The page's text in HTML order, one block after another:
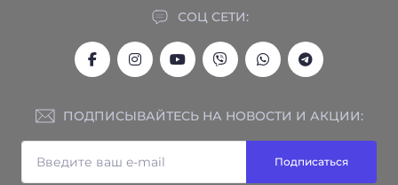
СОЦ СЕТИ:
ПОДПИСЫВАЙТЕСЬ НА НОВОСТИ И АКЦИИ:
Подписаться